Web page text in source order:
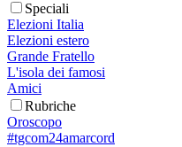
Speciali
Elezioni Italia
Elezioni estero
Grande Fratello
L'isola dei famosi
Amici
Rubriche
Oroscopo
#tgcom24amarcord